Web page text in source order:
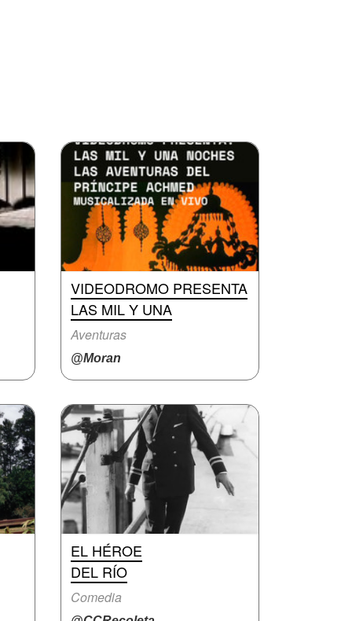
VIDEODROMO PRESENTA
LAS MIL Y UNA
Aventuras
@Moran
EL HÉROE
DEL RÍO
Comedia